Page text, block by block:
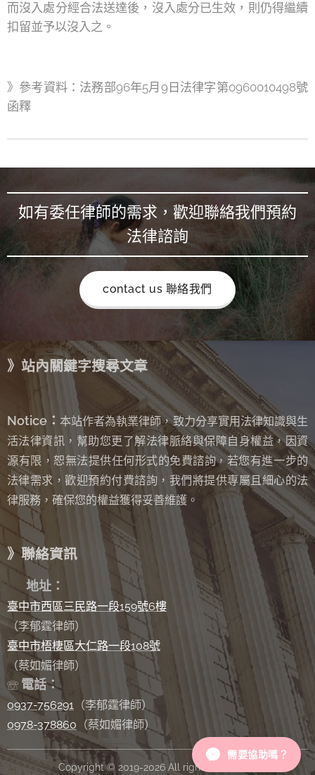
而沒入處分經合法送達後，沒入處分已生效，則仍得繼續
扣留並予以沒入之。
》參考資料：法務部96年5月9日法律字第0960010498號
函釋
如有委任律師的需求，歡迎聯絡我們預約
法律諮詢
contact us 聯絡我們
》站內關鍵字搜尋文章
Notice： 本站作者為執業律師，致力分享實用法律知識與生
活法律資訊，幫助您更了解法律脈絡與保障自身權益，因資
源有限，恕無法提供任何形式的免費諮詢， 若您有進一步的
法律需求，歡迎預約付費諮詢，我們將提供專屬且細心的法
律服務，確保您的權益獲得妥善維護。
》聯絡資訊
地址：
臺中市西區三民路一段159號6樓
（李郁霆律師）
臺中市梧棲區大仁路一段108號
（蔡如媚律師）
☏ 電話：
0937-756291 （李郁霆律師）
0978-378860 （蔡如媚律師）
Copyright © 2019-2026 All rights reserved.
需要協助嗎？